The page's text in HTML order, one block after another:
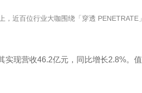
近百位行业大咖围绕「穿透 PENETRATE」
实现营收46.2亿元，同比增长2.8%。值